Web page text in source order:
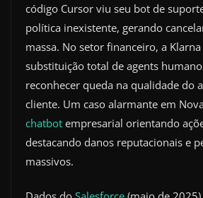
código Cursor viu seu bot de
política inexistente, gerando
massa. No setor financeiro, a
substituição total de agents
reconhecer queda na qualidade do
cliente. Um caso alarmante em
chatbot empresarial orientando
destacando danos reputacionais e
massivos.